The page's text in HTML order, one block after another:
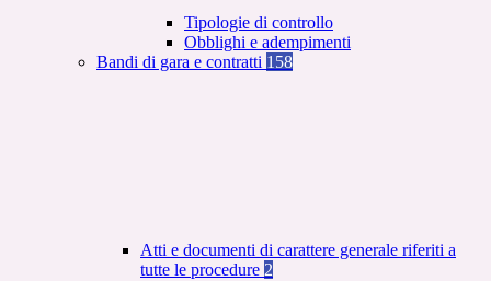
Tipologie di controllo
Obblighi e adempimenti
Bandi di gara e contratti 158
Atti e documenti di carattere generale riferiti a
tutte le procedure 2